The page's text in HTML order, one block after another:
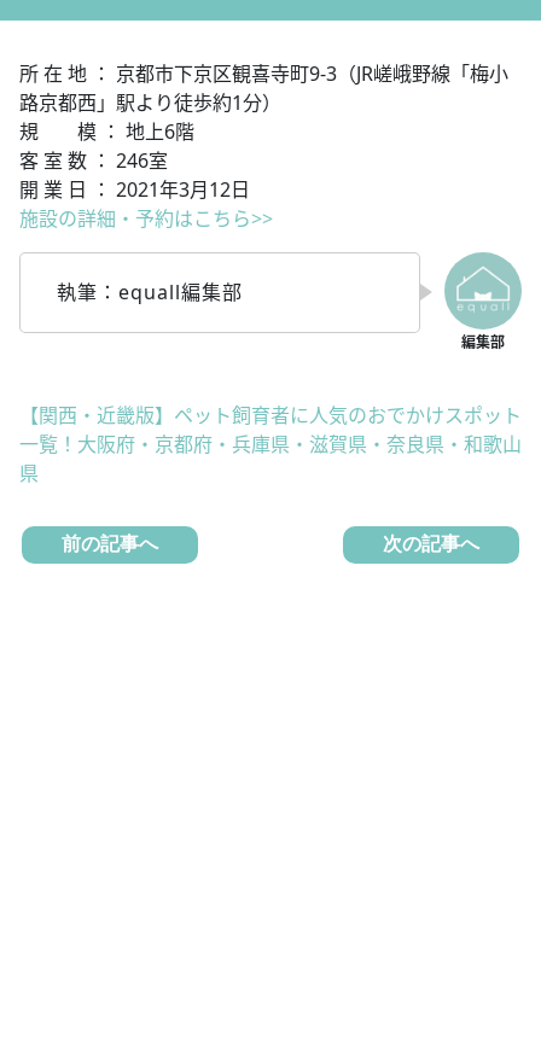
所 在 地 ： 京都市下京区観喜寺町9-3（JR嵯峨野線「梅小
路京都西」駅より徒歩約1分）
規 模 ： 地上6階
客 室 数 ： 246室
開 業 日 ： 2021年3月12日
施設の詳細・予約はこちら>>
執筆：equall編集部
【関西・近畿版】ペット飼育者に人気のおでかけスポット
一覧！大阪府・京都府・兵庫県・滋賀県・奈良県・和歌山
県
前の記事へ 次の記事へ